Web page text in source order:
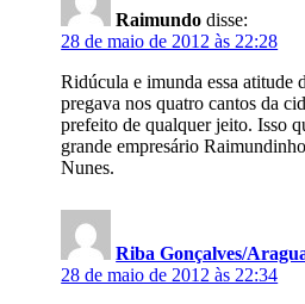
Raimundo disse:
28 de maio de 2012 às 22:28
Ridúcula e imunda essa atitude
pregava nos quatro cantos da
prefeito de qualquer jeito. Isso
grande empresário
Nunes.
Riba Gonçalves/
28 de maio de 2012 às 22:34